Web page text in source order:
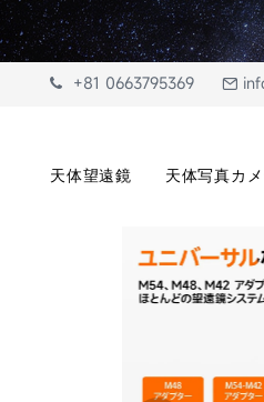
+81 0663795369
天体望遠鏡 天体写真カ